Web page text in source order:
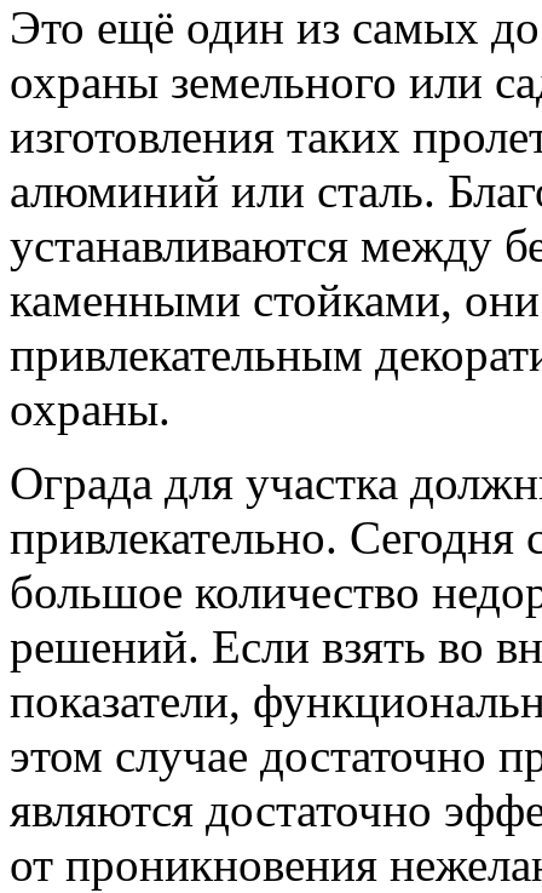
Это ещё один из самых
охраны земельного или
изготовления таких
алюминий или сталь.
устанавливаются между
каменными стойками,
привлекательным
охраны.
Ограда для участка
привлекательно. Сегодня
большое количество
решений. Если взять во
показатели,
этом случае достаточно
являются достаточно
от проникновения